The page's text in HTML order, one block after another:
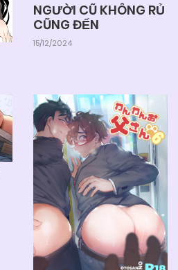
NGƯỜI CŨ KHÔNG RỦ
CŨNG ĐẾN
15/12/2024